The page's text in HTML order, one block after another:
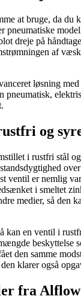
at bruge, da du
pneumatiske
dreje på
af
løsning
pneumatisk,
og
i rustfri stål
ventil er nemlig
i smeltet
medier, så den
kan en ventil i
beskyttelse
den samme
klarer også
fra Alflow